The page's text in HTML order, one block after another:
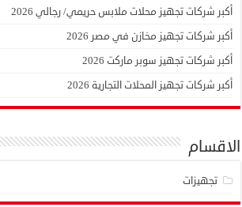
أكبر شركات تجهيز محلات ملابس حريمي/ رجالي 2026
أكبر شركات تجهيز مخازن في مصر 2026
أكبر شركات تجهيز سوبر ماركت 2026
أكبر شركات تجهيز المحلات التجارية 2026
الاقسام
تجهيزات